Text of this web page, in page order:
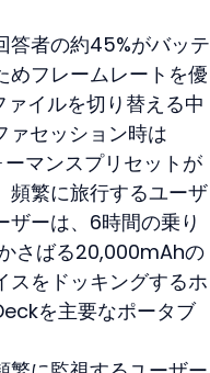
答者の約45%がバッテ
めフレームレートを優
イルを切り替える中
ァセッション時は
マンスプリセットが
頻繁に旅行するユーザ
ーは、6時間の乗り
さばる20,000mAhの
スをドッキングするホ
を主要なポータブ